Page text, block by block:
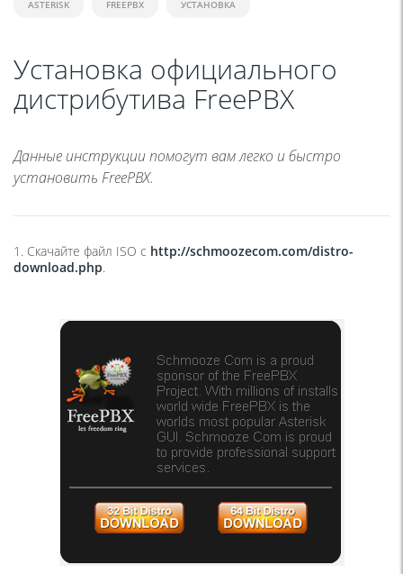
ASTERISK FREEPBX УСТАНОВКА
Установка официального
дистрибутива FreePBX
Данные инструкции помогут вам легко и быстро
установить FreePBX.
1. Скачайте файл ISO с http://schmoozecom.com/distro-
download.php.